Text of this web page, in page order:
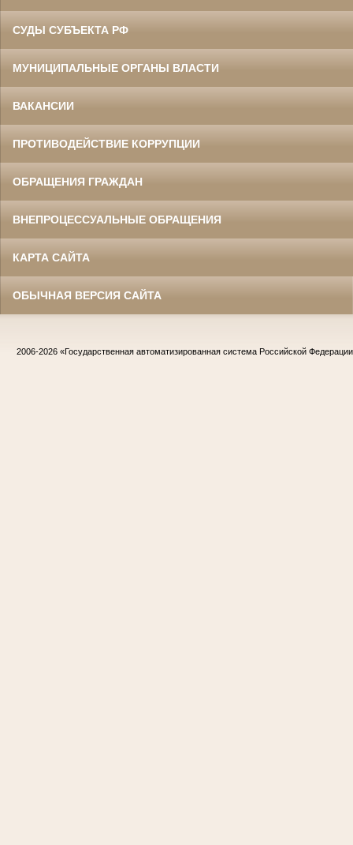
СУДЫ СУБЪЕКТА РФ
МУНИЦИПАЛЬНЫЕ ОРГАНЫ ВЛАСТИ
ВАКАНСИИ
ПРОТИВОДЕЙСТВИЕ КОРРУПЦИИ
ОБРАЩЕНИЯ ГРАЖДАН
ВНЕПРОЦЕССУАЛЬНЫЕ ОБРАЩЕНИЯ
КАРТА САЙТА
ОБЫЧНАЯ ВЕРСИЯ САЙТА
2006-2026 «Государственная автоматизированная система Российской